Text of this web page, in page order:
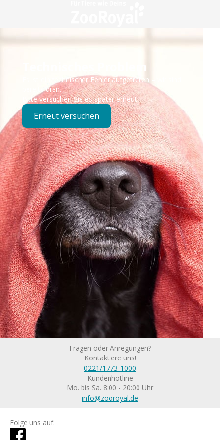
Technisches Problem
Es ist ein technischer Fehler aufgetreten – wir sind
bereits dran.
Bitte versuchen Sie es später erneut.
Erneut versuchen
Fragen oder Anregungen?
Kontaktiere uns!
0221/1773-1000
Kundenhotline
Mo. bis Sa. 8:00 - 20:00 Uhr
info@zooroyal.de
Folge uns auf: